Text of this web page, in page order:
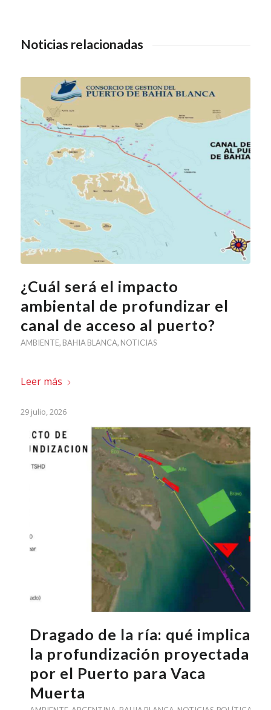
Noticias relacionadas
¿Cuál será el impacto
ambiental de profundizar el
canal de acceso al puerto?
AMBIENTE, BAHIA BLANCA, NOTICIAS
Leer más
29 julio, 2026
Dragado de la ría: qué implica
la profundización proyectada
por el Puerto para Vaca
Muerta